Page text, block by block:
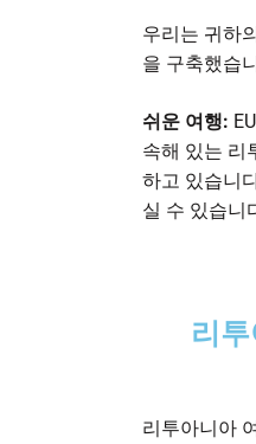
우리는 귀하
을 구축했습
쉬운 여행:
속해 있는 리
하고 있습니
실 수 있습니
리
리투아니아